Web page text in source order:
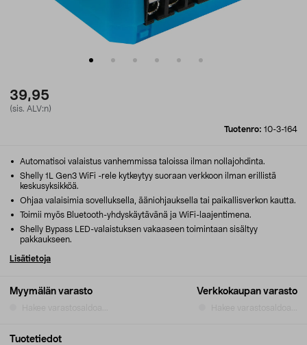
39,95
(sis. ALV:n)
Tuotenro: 10-3-164
Myymälän varasto Verkkokaupan varasto
Automatisoi valaistus vanhemmissa taloissa ilman nollajohdinta.
Shelly 1L Gen3 WiFi -rele kytkeytyy suoraan verkkoon ilman erillistä
keskusyksikköä.
Ohjaa valaisimia sovelluksella, ääniohjauksella tai paikallisverkon kautta.
Toimii myös Bluetooth-yhdyskäytävänä ja WiFi-laajentimena.
Shelly Bypass LED-valaistuksen vakaaseen toimintaan sisältyy
pakkaukseen.
Lisätietoja
Tuotetiedot